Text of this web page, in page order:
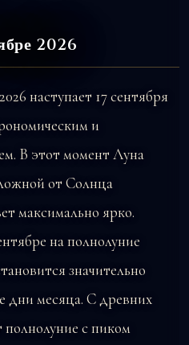
2026
наступает 17 сентября
и
В этот момент Луна
от Солнца
максимально ярко.
на полнолуние
значительно
дни месяца. С древних
с пиком